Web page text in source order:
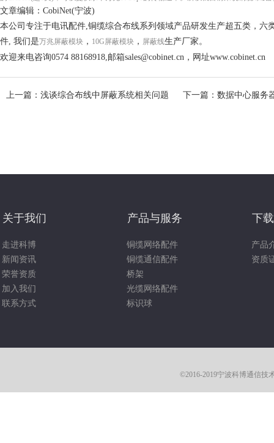
文章编辑：CobiNet(宁波)
本公司专注于电讯配件,铜缆综合布线系列领域产品研发生产超五类，六
件, 我们是万兆屏蔽模块 ， 10G屏蔽模块 ， 屏蔽线生产厂家。
欢迎来电咨询0574 88168918,邮箱sales@cobinet.cn，网址www.cobinet.cn
上一篇：浅谈综合布线中屏蔽系统相关问题 下一篇：数据中心服务
关于我们
走进科博
新闻资讯
荣誉资质
加入我们
联系方式
产品与服务
铜缆网络配件
铜缆通信配件
桥架
光缆网络配件
标识球
下
产品
资质
©2016-2019宁波科博通信技